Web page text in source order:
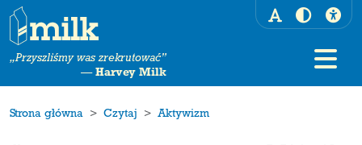
„Przyszliśmy was zrekrutować”
— Harvey Milk
Strona główna Czytaj Aktywizm